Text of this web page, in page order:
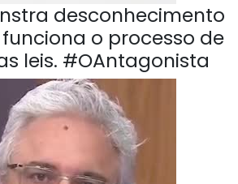
desconhecimento
o processo de
leis. #OAntagonista